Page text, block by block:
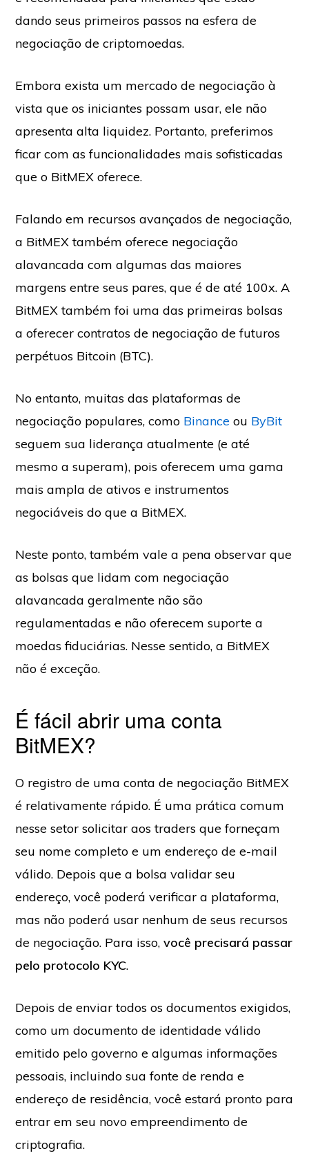
dando seus primeiros passos na esfera de
negociação de criptomoedas.
Embora exista um mercado de negociação à
vista que os iniciantes possam usar, ele não
apresenta alta liquidez. Portanto, preferimos
ficar com as funcionalidades mais sofisticadas
que o BitMEX oferece.
Falando em recursos avançados de negociação,
a BitMEX também oferece negociação
alavancada com algumas das maiores
margens entre seus pares, que é de até 100x. A
BitMEX também foi uma das primeiras bolsas
a oferecer contratos de negociação de futuros
perpétuos Bitcoin (BTC).
No entanto, muitas das plataformas de
negociação populares, como Binance ou ByBit
seguem sua liderança atualmente (e até
mesmo a superam), pois oferecem uma gama
mais ampla de ativos e instrumentos
negociáveis do que a BitMEX.
Neste ponto, também vale a pena observar que
as bolsas que lidam com negociação
alavancada geralmente não são
regulamentadas e não oferecem suporte a
moedas fiduciárias. Nesse sentido, a BitMEX
não é exceção.
É fácil abrir uma conta
BitMEX?
O registro de uma conta de negociação BitMEX
é relativamente rápido. É uma prática comum
nesse setor solicitar aos traders que forneçam
seu nome completo e um endereço de e-mail
válido. Depois que a bolsa validar seu
endereço, você poderá verificar a plataforma,
mas não poderá usar nenhum de seus recursos
de negociação. Para isso,você precisará passar
pelo protocolo KYC.
Depois de enviar todos os documentos exigidos,
como um documento de identidade válido
emitido pelo governo e algumas informações
pessoais, incluindo sua fonte de renda e
endereço de residência, você estará pronto para
entrar em seu novo empreendimento de
criptografia.